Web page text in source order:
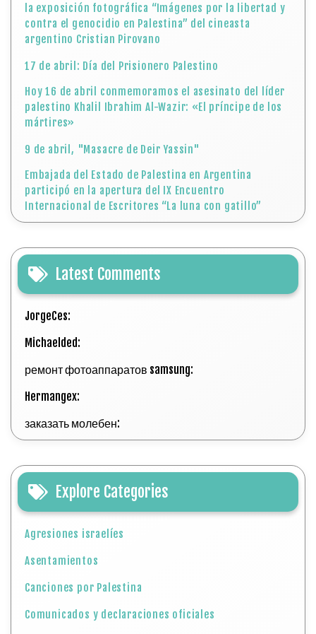
la exposición fotográfica “Imágenes por la libertad y
contra el genocidio en Palestina” del cineasta
argentino Cristian Pirovano
17 de abril: Día del Prisionero Palestino
Hoy 16 de abril conmemoramos el asesinato del líder
palestino Khalil Ibrahim Al-Wazir: «El príncipe de los
mártires»
9 de abril, "Masacre de Deir Yassin"
Embajada del Estado de Palestina en Argentina
participó en la apertura del IX Encuentro
Internacional de Escritores “La luna con gatillo”
Latest Comments
JorgeCes:
Michaelded:
ремонт фотоаппаратов samsung:
Hermangex:
заказать молебен:
Explore Categories
Agresiones israelíes
Asentamientos
Canciones por Palestina
Comunicados y declaraciones oficiales